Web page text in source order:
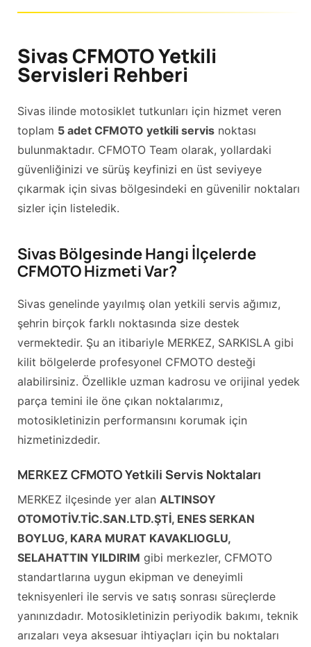
Sivas CFMOTO Yetkili
Servisleri Rehberi
Sivas ilinde motosiklet tutkunları için hizmet veren
toplam 5 adet CFMOTO yetkili servis noktası
bulunmaktadır. CFMOTO Team olarak, yollardaki
güvenliğinizi ve sürüş keyfinizi en üst seviyeye
çıkarmak için sivas bölgesindeki en güvenilir noktaları
sizler için listeledik.
Sivas Bölgesinde Hangi İlçelerde
CFMOTO Hizmeti Var?
Sivas genelinde yayılmış olan yetkili servis ağımız,
şehrin birçok farklı noktasında size destek
vermektedir. Şu an itibariyle MERKEZ, SARKISLA gibi
kilit bölgelerde profesyonel CFMOTO desteği
alabilirsiniz. Özellikle uzman kadrosu ve orijinal yedek
parça temini ile öne çıkan noktalarımız,
motosikletinizin performansını korumak için
hizmetinizdedir.
MERKEZ CFMOTO Yetkili Servis Noktaları
MERKEZ ilçesinde yer alan ALTINSOY
OTOMOTİV.TİC.SAN.LTD.ŞTİ, ENES SERKAN
BOYLUG, KARA MURAT KAVAKLIOGLU,
SELAHATTIN YILDIRIM gibi merkezler, CFMOTO
standartlarına uygun ekipman ve deneyimli
teknisyenleri ile servis ve satış sonrası süreçlerde
yanınızdadır. Motosikletinizin periyodik bakımı, teknik
arızaları veya aksesuar ihtiyaçları için bu noktaları